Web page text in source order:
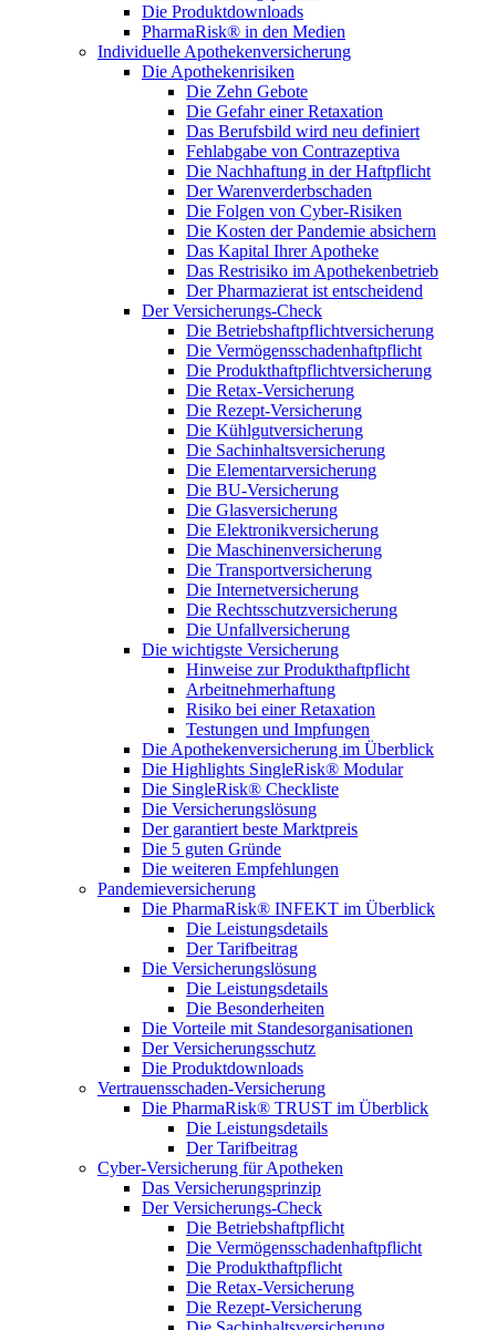
Die Produktdownloads
PharmaRisk® in den Medien
Individuelle Apothekenversicherung
Die Apothekenrisiken
Die Zehn Gebote
Die Gefahr einer Retaxation
Das Berufsbild wird neu definiert
Fehlabgabe von Contrazeptiva
Die Nachhaftung in der Haftpflicht
Der Warenverderbschaden
Die Folgen von Cyber-Risiken
Die Kosten der Pandemie absichern
Das Kapital Ihrer Apotheke
Das Restrisiko im Apothekenbetrieb
Der Pharmazierat ist entscheidend
Der Versicherungs-Check
Die Betriebshaftpflichtversicherung
Die Vermögensschadenhaftpflicht
Die Produkthaftpflichtversicherung
Die Retax-Versicherung
Die Rezept-Versicherung
Die Kühlgutversicherung
Die Sachinhaltsversicherung
Die Elementarversicherung
Die BU-Versicherung
Die Glasversicherung
Die Elektronikversicherung
Die Maschinenversicherung
Die Transportversicherung
Die Internetversicherung
Die Rechtsschutzversicherung
Die Unfallversicherung
Die wichtigste Versicherung
Hinweise zur Produkthaftpflicht
Arbeitnehmerhaftung
Risiko bei einer Retaxation
Testungen und Impfungen
Die Apothekenversicherung im Überblick
Die Highlights SingleRisk® Modular
Die SingleRisk® Checkliste
Die Versicherungslösung
Der garantiert beste Marktpreis
Die 5 guten Gründe
Die weiteren Empfehlungen
Pandemieversicherung
Die PharmaRisk® INFEKT im Überblick
Die Leistungsdetails
Der Tarifbeitrag
Die Versicherungslösung
Die Leistungsdetails
Die Besonderheiten
Die Vorteile mit Standesorganisationen
Der Versicherungsschutz
Die Produktdownloads
Vertrauensschaden-Versicherung
Die PharmaRisk® TRUST im Überblick
Die Leistungsdetails
Der Tarifbeitrag
Cyber-Versicherung für Apotheken
Das Versicherungsprinzip
Der Versicherungs-Check
Die Betriebshaftpflicht
Die Vermögensschadenhaftpflicht
Die Produkthaftpflicht
Die Retax-Versicherung
Die Rezept-Versicherung